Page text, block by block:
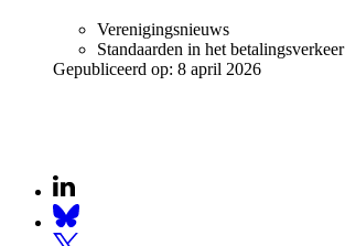
Verenigingsnieuws
Standaarden in het betalingsverkeer
Gepubliceerd op: 8 april 2026